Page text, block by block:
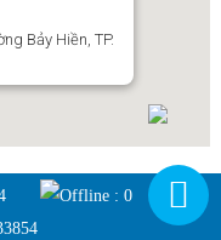
Bảy Hiền, TP.
Offline : 0